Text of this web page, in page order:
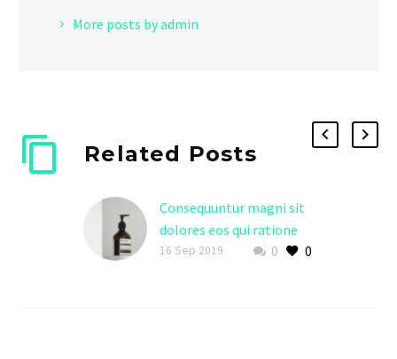
More posts by admin
Related Posts
Consequuntur magni sit
dolores eos qui ratione
duis voluptatem! (Demo)
0 0
16 Sep 2019